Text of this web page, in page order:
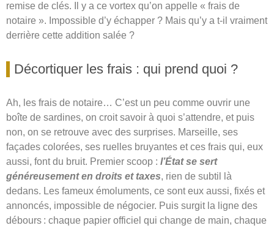
remise de clés. Il y a ce vortex qu’on appelle « frais de
notaire ». Impossible d’y échapper ? Mais qu’y a t-il vraiment
derrière cette addition salée ?
Décortiquer les frais : qui prend quoi ?
Ah, les frais de notaire… C’est un peu comme ouvrir une
boîte de sardines, on croit savoir à quoi s’attendre, et puis
non, on se retrouve avec des surprises. Marseille, ses
façades colorées, ses ruelles bruyantes et ces frais qui, eux
aussi, font du bruit. Premier scoop : l’État se sert
généreusement en droits et taxes, rien de subtil là
dedans. Les fameux émoluments, ce sont eux aussi, fixés et
annoncés, impossible de négocier. Puis surgit la ligne des
débours : chaque papier officiel qui change de main, chaque